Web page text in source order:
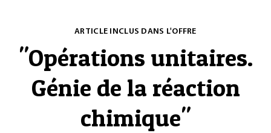
ARTICLE INCLUS DANS L'OFFRE
"Opérations unitaires.
Génie de la réaction
chimique"